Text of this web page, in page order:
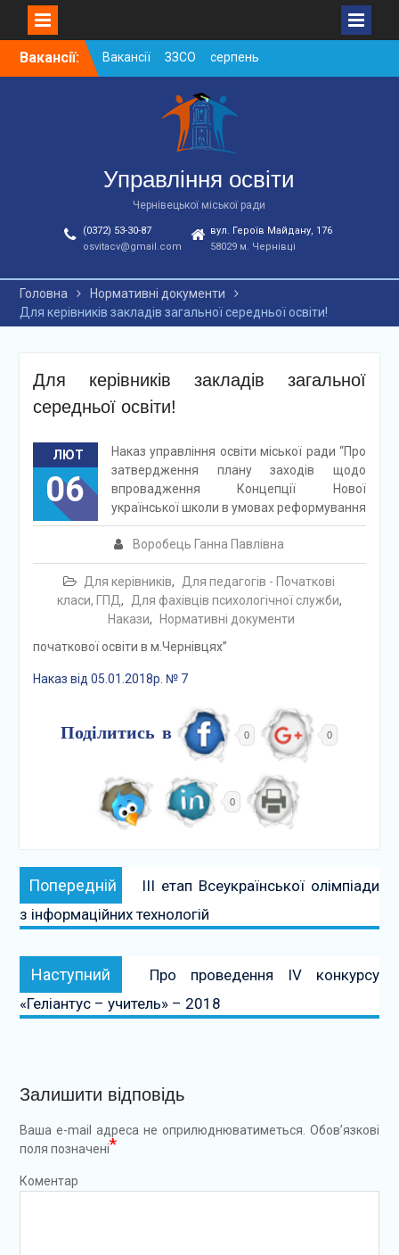
SkipВакансії:
Вакансії ЗЗСО серпень
2026
Вакансії ЗЗСО червень
Вакансії у ЗДО та
дошкільних підрозділах
ЗЗСО станом на
01.08.2026 р.
Управління освіти
Чернівецької міської ради
(0372) 53-30-87
osvitacv@gmail.com
вул. Героїв Майдану, 176
58029 м. Чернівці
Головна
Нормативні документи
Для керівників закладів загальної середньої освіти!
Для керівників закладів загальної
середньої освіти!
ЛЮТ
06
Воробець Ганна Павлівна
Для керівників,
Для педагогів - Початкові
класи, ГПД , Для фахівців психологічної служби,
Накази, Нормативні документи
Наказ управління освіти міської ради “Про
затвердження плану заходів щодо
впровадження Концепції Нової
української школи в умовах реформування
початкової освіти в м.Чернівцях”
Наказ від 05.01.2018р. № 7
Поділитись в 0 0
0
Навігація
записів
Попередній Попередній:
ІІІ етап Всеукраїнської олімпіади
з інформаційних технологій
Наступний Наступний:
Про проведення IV конкурсу
«Геліантус – учитель» – 2018
Залишити відповідь
Ваша e-mail адреса не оприлюднюватиметься. Обов’язкові
поля позначені*
Коментар